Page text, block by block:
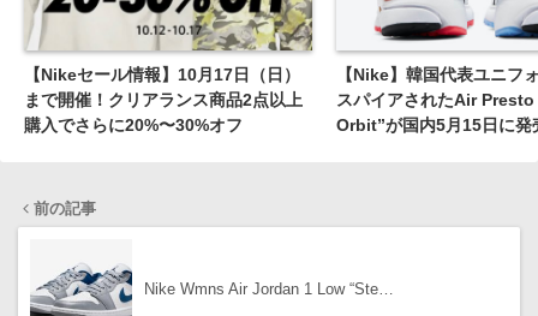
【Nikeセール情報】10月17日（日）
まで開催！クリアランス商品2点以上
購入でさらに20%〜30%オフ
【Nike】韓国代表ユニフ
スパイアされたAir
Orbit”が国内5月15日に発
前の記事
Nike Wmns Air Jordan 1 Low “Ste…